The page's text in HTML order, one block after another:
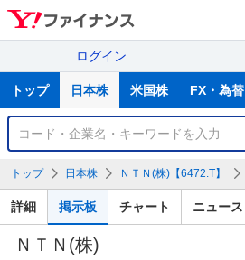
ログイン
サ
トップ 日本株 米国株 FX・為替
銘
検
索
トップ 日本株 ＮＴＮ(株)【6472.T】
詳細 掲示板 チャート ニュース
ＮＴＮ(株)